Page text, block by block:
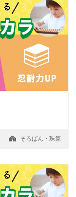
そろばん・珠算